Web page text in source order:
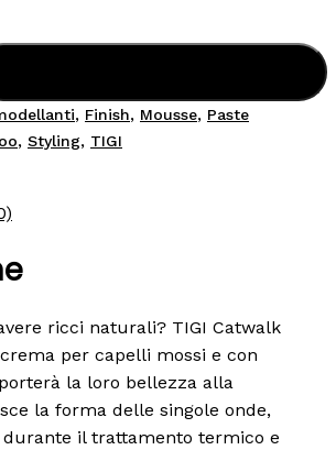
, Finish, Mousse, Paste
, Styling, TIGI
ricci naturali? TIGI Catwalk
per capelli mossi e con
la loro bellezza alla
la forma delle singole onde,
il trattamento termico e